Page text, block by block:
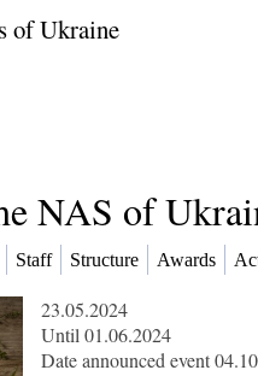
of Ukraine
NAS of
Staff Structure Awards
23.05.2024
Until 01.06.2024
Date announced event